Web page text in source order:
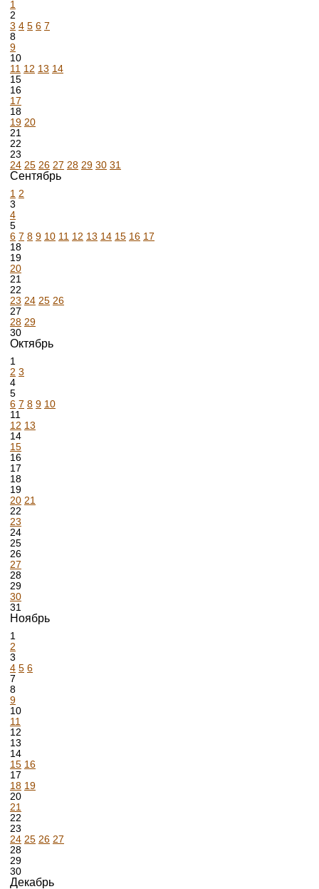
1
2
3 4 5 6 7
8
9
10
11 12 13 14
15
16
17
18
19 20
21
22
23
24 25 26 27 28 29 30 31
Сентябрь
1 2
3
4
5
6 7 8 9 10 11 12 13 14 15 16 17
18
19
20
21
22
23 24 25 26
27
28 29
30
Октябрь
1
2 3
4
5
6 7 8 9 10
11
12 13
14
15
16
17
18
19
20 21
22
23
24
25
26
27
28
29
30
31
Ноябрь
1
2
3
4 5 6
7
8
9
10
11
12
13
14
15 16
17
18 19
20
21
22
23
24 25 26 27
28
29
30
Декабрь